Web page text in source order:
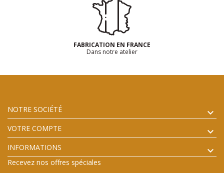
FABRICATION EN FRANCE
Dans notre atelier
NOTRE SOCIÉTÉ
VOTRE COMPTE
INFORMATIONS
Recevez nos offres spéciales